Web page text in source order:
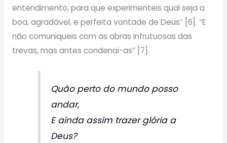
entendimento, para que experimenteis qual seja a
boa, agradável, e perfeita vontade de Deus” [6]. “E
não comuniqueis com as obras infrutuosas das
trevas, mas antes condenai-as” [7].
Quão perto do mundo posso
andar,
E ainda assim trazer glória a
Deus?